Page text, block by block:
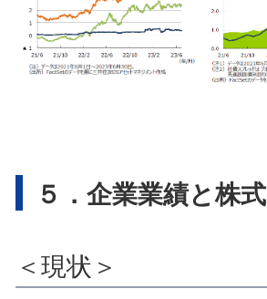
５．企業業績と株式
＜現状＞